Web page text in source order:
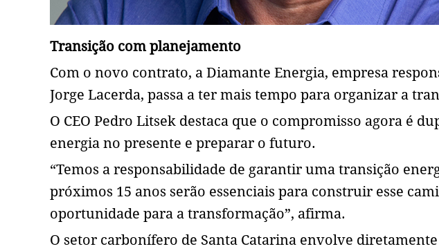
Transição com planejamento
Com o novo contrato, a Diamante Energia, empresa
Jorge Lacerda, passa a ter mais tempo para organizar a
O CEO Pedro Litsek destaca que o compromisso agora é
energia no presente e preparar o futuro.
“Temos a responsabilidade de garantir uma transição
próximos 15 anos serão essenciais para construir esse
oportunidade para a transformação”, afirma.
O setor carbonífero de Santa Catarina envolve